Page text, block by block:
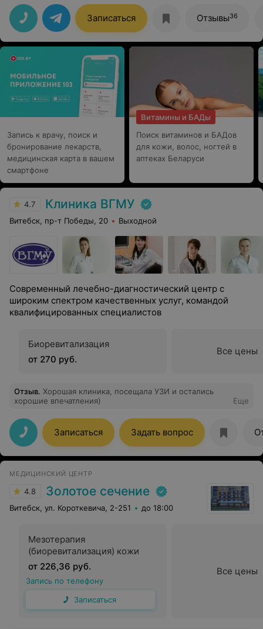
отёк к вечеру прошёл. На 8 марта заранее отменила
все выходы, боясь, что уколовшись 7го буду выглядеть
не лучшим образом, сейчас вижу, что можно уже
завтра (на следующий после процедуры день)
выходить "в свет". Спасибо, Сергей Геннадьевич,
максимально комфортный и профессиональный доктор
Записаться Отзывы36
Запись к врачу, поиск и
бронирование лекарств,
медицинская карта в вашем
смартфоне
Витамины и БАДы
Поиск витаминов и БАДов
для кожи, волос, ногтей в
аптеках Беларуси
4.7 Клиника ВГМУ
Витебск, пр-т Победы, 20 Выходной
Современный лечебно-диагностический центр с
широким спектром качественных услуг, командой
квалифицированных специалистов
Биоревитализация
от 270 руб.
Все цены
Отзыв. Хорошая клиника, посещала УЗИ и остались
хорошие впечатления)
Еще
Записаться Задать вопрос
МЕДИЦИНСКИЙ ЦЕНТР
4.8 Золотое сечение
Витебск, ул. Короткевича, 2-251 до 18:00
Мезотерапия
(биоревитализация) кожи
от 226,36 руб.
Запись по телефону
Записаться
Все цены